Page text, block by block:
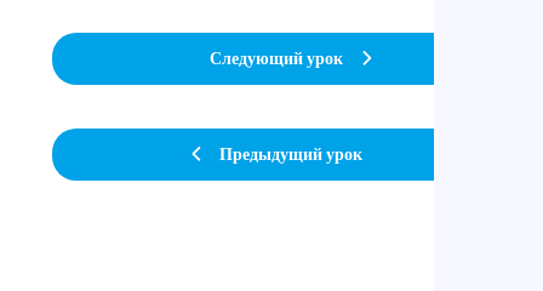
Предыдущий урок
Следующий урок